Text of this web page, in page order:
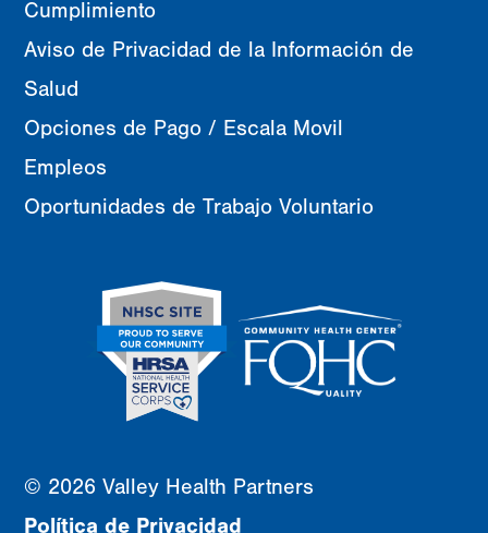
Cumplimiento
Aviso de Privacidad de la Información de
Salud
Opciones de Pago / Escala Movil
Empleos
Oportunidades de Trabajo Voluntario
© 2026 Valley Health Partners
Política de Privacidad